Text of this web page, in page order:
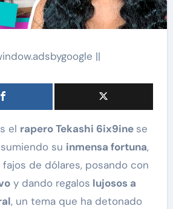
||
el rapero Tekashi 6ix9ine se
su inmensa fortuna,
de dólares, posando con
y dando regalos lujosos a
, un tema que ha detonado